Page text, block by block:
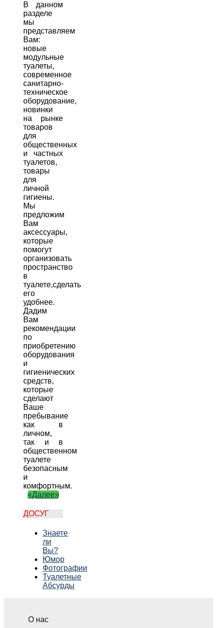
В данном
разделе
мы
представляем
Вам:
новые
модульные
туалеты,
современное
санитарно-
техническое
оборудование,
новинки
на рынке
товаров
для
общественных
и частных
туалетов,
товары
для
личной
гигиены.
Мы
предложим
Вам
аксессуары,
которые
помогут
организовать
пространство
в
туалете,сделать
его
удобнее.
Дадим
Вам
рекомендации
по
приобретению
оборудования
и
гигиенических
средств,
которые
сделают
Ваше
пребывание
как в
личном,
так и в
общественном
туалете
безопасным
и
комфортным.
«Далее»
ДОСУГ
Знаете
ли
Вы?
Юмор
Фотографии
Туалетные
Абсурды
О нас